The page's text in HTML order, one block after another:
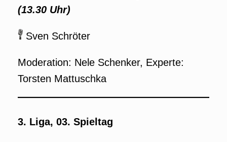
(13.30 Uhr)
Sven Schröter
Moderation: Nele Schenker, Experte:
Torsten Mattuschka
3. Liga, 03. Spieltag